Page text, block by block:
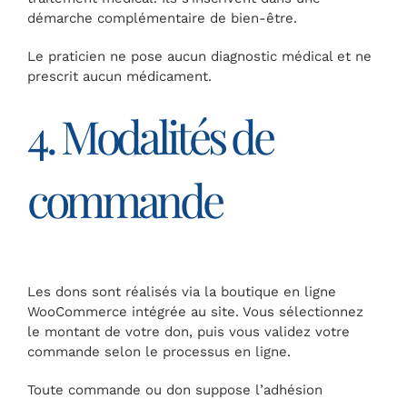
démarche complémentaire de bien-être.
Le praticien ne pose aucun diagnostic médical et ne
prescrit aucun médicament.
4. Modalités de
commande
Les dons sont réalisés via la boutique en ligne
WooCommerce intégrée au site. Vous sélectionnez
le montant de votre don, puis vous validez votre
commande selon le processus en ligne.
Toute commande ou don suppose l’adhésion